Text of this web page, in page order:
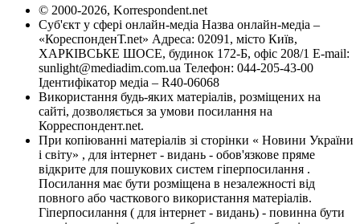
© 2000-2026, Korrespondent.net
Суб'єкт у сфері онлайн-медіа Назва онлайн-медіа –
«КореспонденТ.net» Адреса: 02091, місто Київ,
ХАРКІВСЬКЕ ШОСЕ, будинок 172-Б, офіс 208/1 E-mail:
sunlight@mediadim.com.ua Телефон: 044-205-43-00
Ідентифікатор медіа – R40-06068
Використання будь-яких матеріалів, розміщених на
сайті, дозволяється за умови посилання на
Корреспондент.net.
При копіюванні матеріалів зі сторінки « Новини України
і світу» , для інтернет - видань - обов'язкове пряме
відкрите для пошукових систем гіперпосилання .
Посилання має бути розміщена в незалежності від
повного або часткового використання матеріалів.
Гіперпосилання ( для інтернет - видань) - повинна бути